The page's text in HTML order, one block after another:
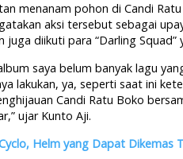
menanam pohon di Candi
aksi tersebut sebagai
juga diikuti para “Darling
saya belum banyak lagu
lakukan, ya, seperti saat ini
Candi Ratu Boko
ujar Kunto Aji.
Helm yang Dapat Dikemas